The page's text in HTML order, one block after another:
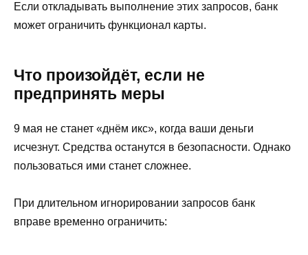
Если откладывать выполнение этих запросов, банк
может ограничить функционал карты.
Что произойдёт, если не
предпринять меры
9 мая не станет «днём икс», когда ваши деньги
исчезнут. Средства останутся в безопасности. Однако
пользоваться ими станет сложнее.
При длительном игнорировании запросов банк
вправе временно ограничить: